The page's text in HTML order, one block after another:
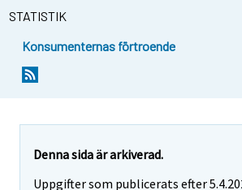
STATISTIK
Konsumenternas förtroende
Denna sida är arkiverad.
Uppgifter som publicerats efter